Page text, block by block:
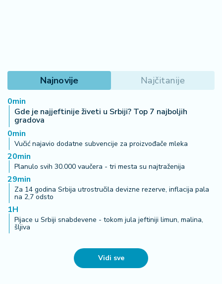
Najnovije Najčitanije
0min
Gde je najjeftinije živeti u Srbiji? Top 7 najboljih
gradova
0min
Vučić najavio dodatne subvencije za proizvođače mleka
20min
Planulo svih 30.000 vaučera - tri mesta su najtraženija
29min
Za 14 godina Srbija utrostručila devizne rezerve, inflacija pala
na 2,7 odsto
1H
Pijace u Srbiji snabdevene - tokom jula jeftiniji limun, malina,
šljiva
Vidi sve